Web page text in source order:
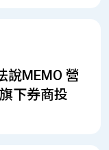
說MEMO 營
下券商投